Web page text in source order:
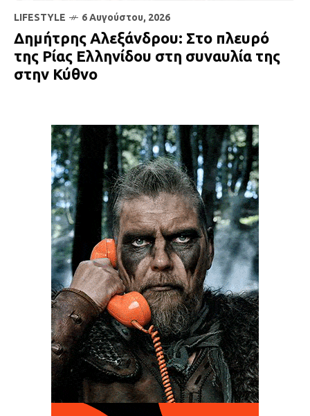
LIFESTYLE 6 Αυγούστου, 2026
Δημήτρης Αλεξάνδρου: Στο πλευρό
της Ρίας Ελληνίδου στη συναυλία της
στην Κύθνο